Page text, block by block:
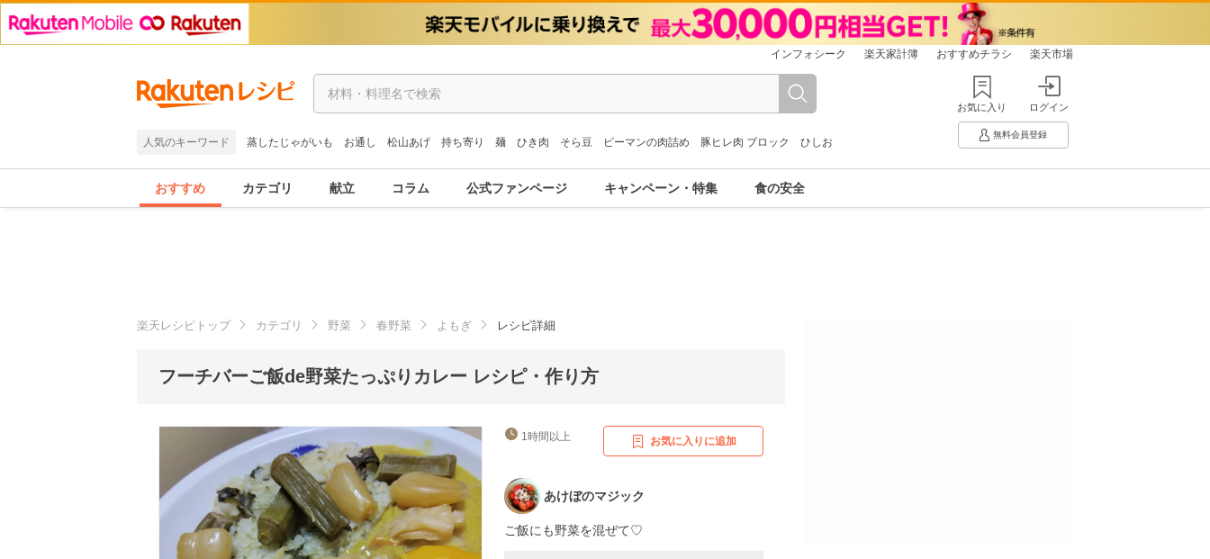
インフォシーク 楽天家計簿 おすすめチラシ 楽天市場
人気のキーワード 蒸したじゃがいも お通し 松山あげ 持ち寄り 麺 ひき肉 そら豆 ピーマンの肉詰め 豚ヒレ肉 ブロック ひしお
お気に入り ログイン
無料会員登録
おすすめ カテゴリ 献立 コラム 公式ファンページ キャンペーン・特集 食の安全
楽天レシピトップ カテゴリ 野菜 春野菜 よもぎ レシピ詳細
フーチバーご飯de野菜たっぷりカレー レシピ・作り方
1時間以上 お気に入りに追加
あけぼのマジック
ご飯にも野菜を混ぜて♡